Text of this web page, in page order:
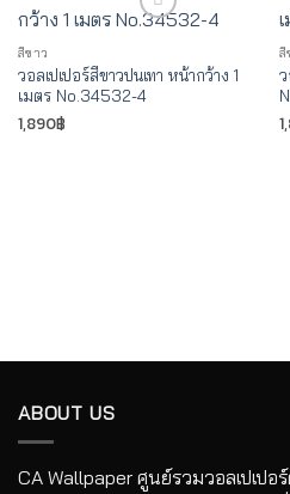
สีขาว
วอลเปเปอร์สีขาวปนเทา หน้ากว้าง 1
เมตร No.34532-4
1,890฿
สี
ABOUT US
CA Wallpaper ศูนย์รวมวอลเปเปอ